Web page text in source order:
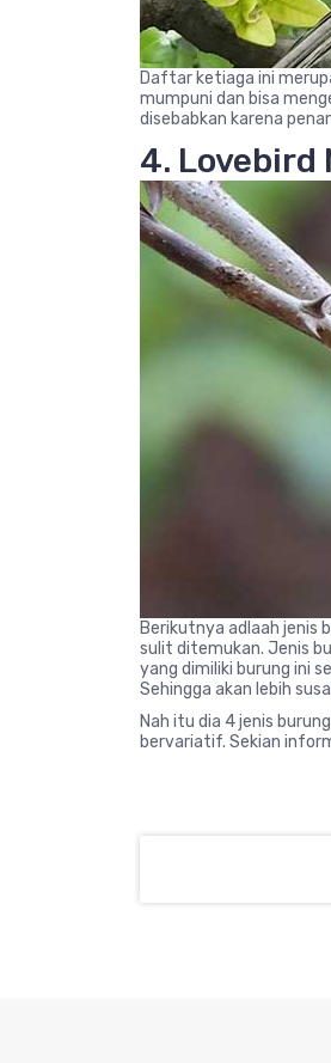
Daftar ketiaga ini
mumpuni dan bisa
disebabkan karena
4. Lovebird
Berikutnya adlaah jenis
sulit ditemukan. Jenis
yang dimiliki burung ini
Sehingga akan lebih
Nah itu dia 4 jenis
bervariatif. Sekian